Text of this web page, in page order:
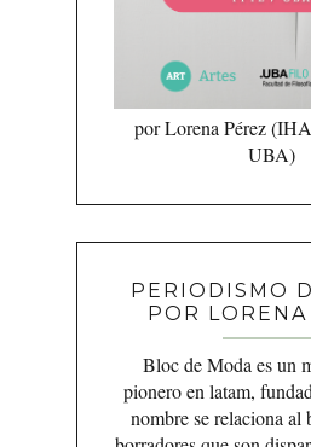
por Lorena Pérez
UBA)
PERIODISMO
POR
Bloc de Moda es un
pionero en latam,
nombre se relaciona al